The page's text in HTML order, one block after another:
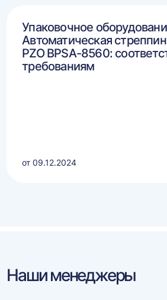
Упаковочное
Автоматическая
PZO BPSA-8560:
требованиям
от 09.12.2024
Наши менеджеры